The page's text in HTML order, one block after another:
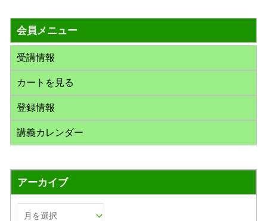
象
:
会員メニュー
受講情報
カートを見る
登録情報
講義カレンダー
アーカイブ